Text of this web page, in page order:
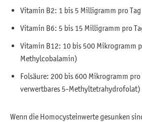
Vitamin B2: 1 bis 5 Milligramm pro Tag
Vitamin B6: 5 bis 15 Milligramm pro
Vitamin B12: 10 bis 500 Mikrogramm
Methylcobalamin)
Folsäure: 200 bis 600 Mikrogramm
verwertbares 5-Methyltetrahydrofolat)
Wenn die Homocysteinwerte gesunken